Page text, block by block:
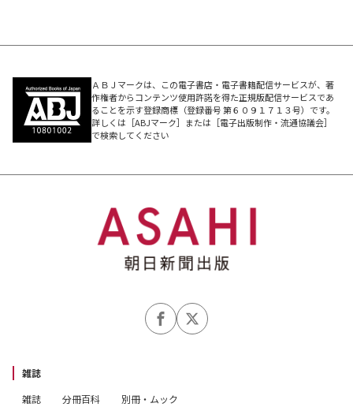
ＡＢＪマークは、この電子書店・電子書籍配信サービスが、著
作権者からコンテンツ使用許諾を得た正規版配信サービスであ
ることを示す登録商標（登録番号 第６０９１７１３号）です。
詳しくは［ABJマーク］または［電子出版制作・流通協議会］
で検索してください
雑誌
雑誌
分冊百科 別冊・ムック